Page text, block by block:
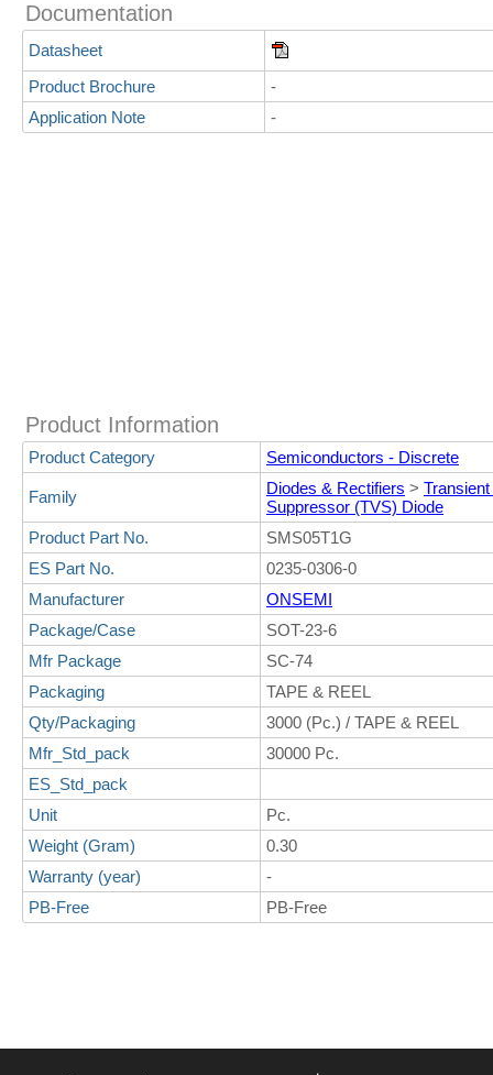
Documentation
Datasheet
Product Brochure
-
Application Note
-
Product Information
Product Category Semiconductors - Discrete
Family Diodes & Rectifiers >
Suppressor (TVS) Diode
Product Part No.
SMS05T1G
ES Part No.
0235-0306-0
Manufacturer
ONSEMI
Package/Case
SOT-23-6
Mfr Package
SC-74
Packaging
TAPE & REEL
Qty/Packaging
3000 (Pc.) / TAPE & REEL
Mfr_Std_pack
30000 Pc.
ES_Std_pack
Unit
Pc.
Weight (Gram)
0.30
Warranty (year)
-
PB-Free
PB-Free